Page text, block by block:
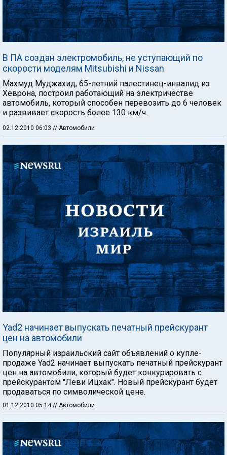
В ПА создан электромобиль, не уступающий по
скорости моделям Mitsubishi и Nissan
Махмуд Муджахид, 65-летний палестинец-инвалид из
Хеврона, построил работающий на электричестве
автомобиль, который способен перевозить до 6 человек
и развивает скорость более 130 км/ч.
02.12.2010 06:03 // Автомобили
Yad2 начинает выпускать печатный прейскурант
цен на автомобили
Популярный израильский сайт объявлений о купле-
продаже Yad2 начинает выпускать печатный прейскурант
цен на автомобили, который будет конкурировать с
прейскурантом "Леви Ицхак". Новый прейскурант будет
продаваться по символической цене.
01.12.2010 05:14 // Автомобили